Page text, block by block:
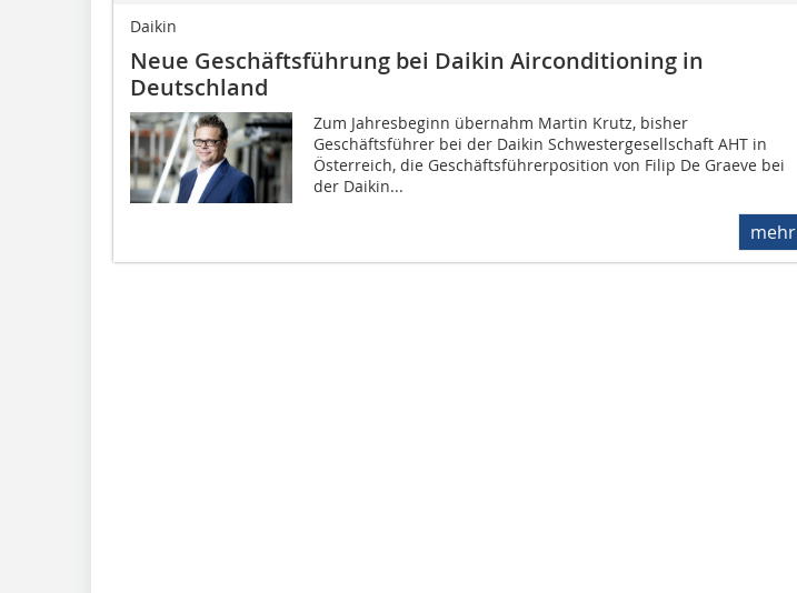
Daikin
Neue Geschäftsführung bei Daikin Airconditioning in
Deutschland
Zum Jahresbeginn übernahm Martin Krutz, bisher
Geschäftsführer bei der Daikin Schwestergesellschaft AHT in
Österreich, die Geschäftsführerposition von Filip De Graeve bei
der Daikin...
mehr